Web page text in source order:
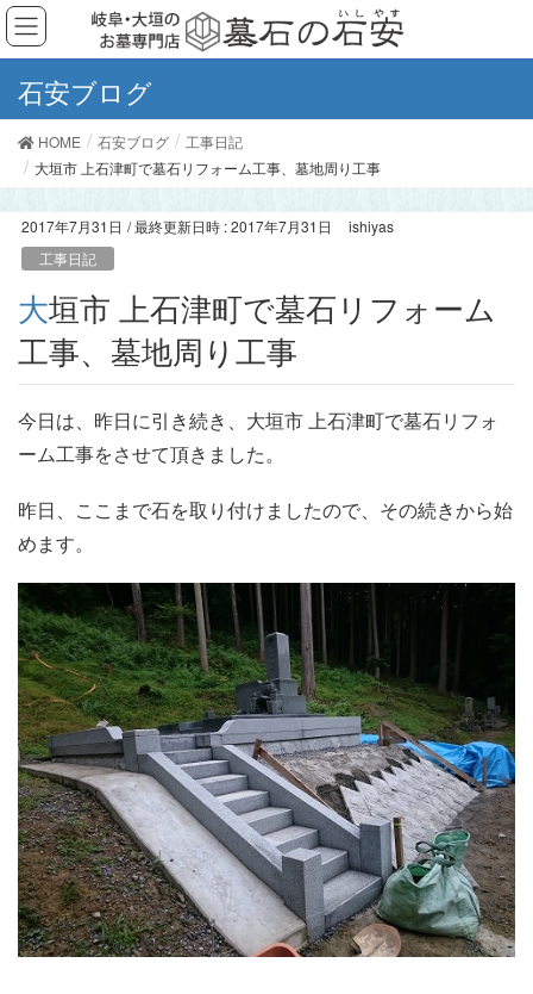
石安ブログ
HOME 石安ブログ
工事日記
大垣市 上石津町で墓石リフォーム工事、墓地周り工事
2017年7月31日 / 最終更新日時 :2017年7月31日
ishiyas
工事日記
大垣市 上石津町で墓石リフォーム
工事、墓地周り工事
今日は、昨日に引き続き、大垣市 上石津町で墓石リフォ
ーム工事をさせて頂きました。
昨日、ここまで石を取り付けましたので、その続きから始
めます。